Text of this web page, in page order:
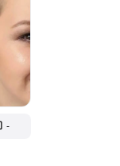
-